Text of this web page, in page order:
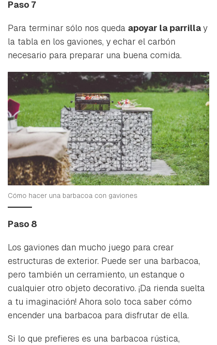
Paso 7
Para terminar sólo nos queda apoyar la parrillay
la tabla en los gaviones, y echar el carbón
necesario para preparar una buena comida.
Cómo hacer una barbacoa con gaviones
Paso 8
Los gaviones dan mucho juego para crear
estructuras de exterior. Puede ser una barbacoa,
pero también un cerramiento, un estanque o
cualquier otro objeto decorativo. ¡Da rienda suelta
a tu imaginación! Ahora solo toca saber cómo
encender una barbacoa para disfrutar de ella.
Si lo que prefieres es una barbacoa rústica,